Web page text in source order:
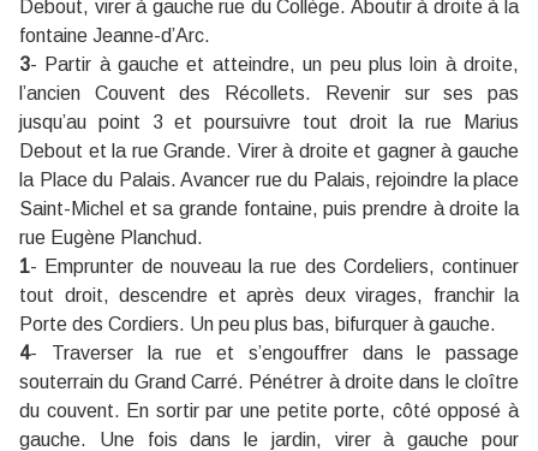
Debout, virer à gauche rue du Collège. Aboutir à droite à la
fontaine Jeanne-d’Arc.
3- Partir à gauche et atteindre, un peu plus loin à droite,
l’ancien Couvent des Récollets. Revenir sur ses pas
jusqu’au point 3 et poursuivre tout droit la rue Marius
Debout et la rue Grande. Virer à droite et gagner à gauche
la Place du Palais. Avancer rue du Palais, rejoindre la place
Saint-Michel et sa grande fontaine, puis prendre à droite la
rue Eugène Planchud.
1- Emprunter de nouveau la rue des Cordeliers, continuer
tout droit, descendre et après deux virages, franchir la
Porte des Cordiers. Un peu plus bas, bifurquer à gauche.
4- Traverser la rue et s’engouffrer dans le passage
souterrain du Grand Carré. Pénétrer à droite dans le cloître
du couvent. En sortir par une petite porte, côté opposé à
gauche. Une fois dans le jardin, virer à gauche pour